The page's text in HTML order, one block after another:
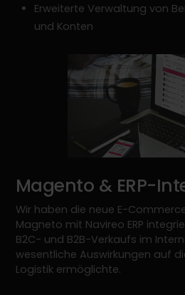
Erweiterte Verwaltung von
und Konten
Magento & ERP-
Wir haben die neue E-
Magneto mit Navireo ERP
B2C- und B2B-Verkaufs im
wesentliche Auswirkungen auf
Logistik ermöglichte.